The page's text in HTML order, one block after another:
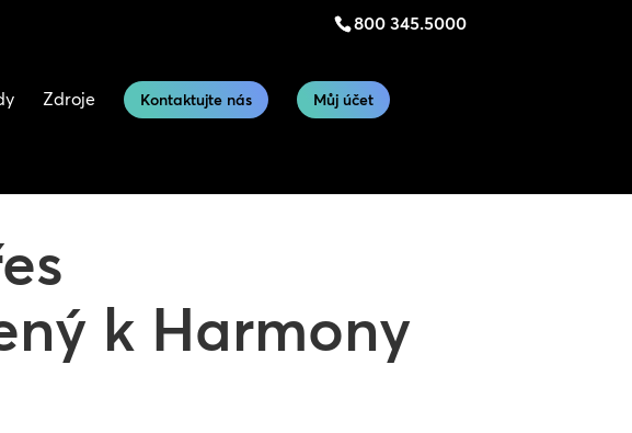
800 345.5000
Zdroje Kontaktujte nás Můj účet
k Harmony